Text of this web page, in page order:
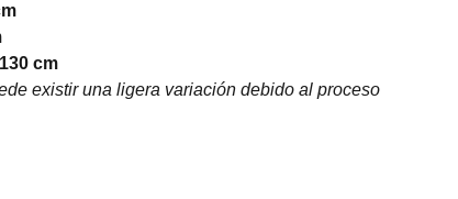
130 cm
existir una ligera variación debido al proceso